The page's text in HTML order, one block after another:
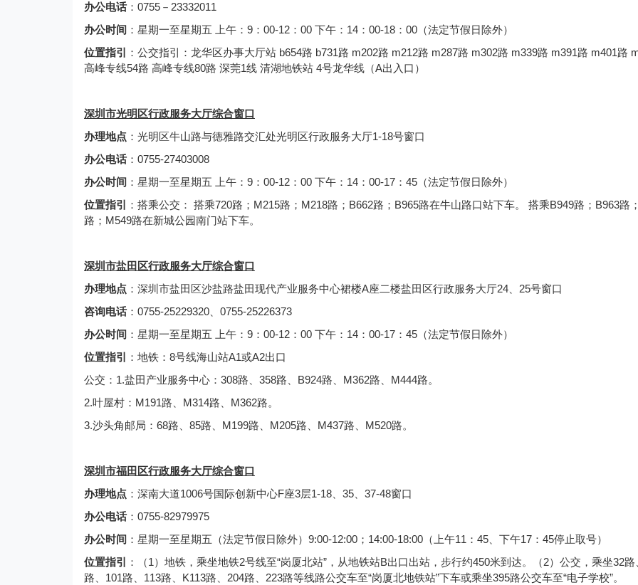
办公电话：0755－23332011
办公时间 ：星期一至星期五 上午：9：00-12：00 下午：14：00-18：00（法定节假日除外）
位置指引
：公交指引：龙华区办事大厅站 b654路 b731路 m202路 m212路 m287路 m302路 m339路 m391路 m401路
高峰专线54路 高峰专线80路 深莞1线 清湖地铁站 4号龙华线（A出入口）
深圳市光明区行政服务大厅综合窗口
办理地点 ：光明区牛山路与德雅路交汇处光明区行政服务大厅1-18号窗口
办公电话：0755-27403008
办公时间 ：星期一至星期五 上午：9：00-12：00 下午：14：00-17：45（法定节假日除外）
位置指引
：搭乘公交： 搭乘720路；M215路；M218路；B662路；B965路在牛山路口站下车。 搭乘B949路；B963路
路；M549路在新城公园南门站下车。
深圳市盐田区行政服务大厅综合窗口
办理地点 ：深圳市盐田区沙盐路盐田现代产业服务中心裙楼A座二楼盐田区行政服务大厅24、25号窗口
咨询电话：0755-25229320、0755-25226373
办公时间 ：星期一至星期五 上午：9：00-12：00 下午：14：00-17：45（法定节假日除外）
位置指引
： 地铁：8号线海山站A1或A2出口
公交：1.盐田产业服务中心：308路、358路、B924路、M362路、M444路。
2.叶屋村：M191路、M314路、M362路。
3.沙头角邮局：68路、85路、M199路、M205路、M437路、M520路。
深圳市福田区行政服务大厅综合窗口
办理地点 ：深南大道1006号国际创新中心F座3层1-18、35、37-48窗口
办公电话：0755-82979975
办公时间 ：星期一至星期五（法定节假日除外）9:00-12:00；14:00-18:00（上午11：45、下午17：45停止取号）
位置指引
：（1）地铁，乘坐地铁2号线至“岗厦北站”，从地铁站B出口出站，步行约450米到达。（2）公交，乘坐32路
路、101路、113路、K113路、204路、223路等线路公交车至“岗厦北地铁站”下车或乘坐395路公交车至“电子学校”。